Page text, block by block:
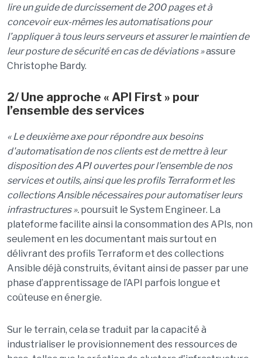
lire un guide de durcissement de 200 pages et à
concevoir eux-mêmes les automatisations pour
l’appliquer à tous leurs serveurs et assurer le maintien de
leur posture de sécurité en cas de déviations »assure
Christophe Bardy.
2/ Une approche « API First » pour
l’ensemble des services
« Le deuxième axe pour répondre aux besoins
d'automatisation de nos clients est de mettre à leur
disposition des API ouvertes pour l'ensemble de nos
services et outils, ainsi que les profils Terraform et les
collections Ansible nécessaires pour automatiser leurs
infrastructures ».poursuit le System Engineer. La
plateforme facilite ainsi la consommation des APIs, non
seulement en les documentant mais surtout en
délivrant des profils Terraform et des collections
Ansible déjà construits, évitant ainsi de passer par une
phase d’apprentissage de l’API parfois longue et
coûteuse en énergie.
Sur le terrain, cela se traduit par la capacité à
industrialiser le provisionnement des ressources de